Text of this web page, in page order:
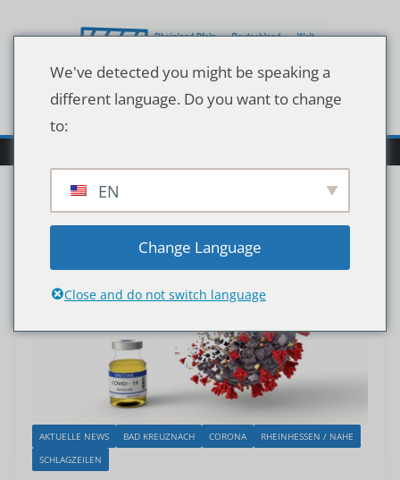
Inhalt
AKTUELLE NEWS BAD KREUZNACH CORONA
RHEINHESSEN / NAHE
SCHLAGZEILEN
We've detected you might be speaking a
different language. Do you want to change
to:
EN
Change Language
Close and do not switch language